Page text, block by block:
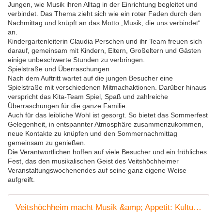
Jungen, wie Musik ihren Alltag in der Einrichtung begleitet und
verbindet. Das Thema zieht sich wie ein roter Faden durch den
Nachmittag und knüpft an das Motto „Musik, die uns verbindet“
an.
Kindergartenleiterin Claudia Perschen und ihr Team freuen sich
darauf, gemeinsam mit Kindern, Eltern, Großeltern und Gästen
einige unbeschwerte Stunden zu verbringen.
Spielstraße und Überraschungen
Nach dem Auftritt wartet auf die jungen Besucher eine
Spielstraße mit verschiedenen Mitmachaktionen. Darüber hinaus
verspricht das Kita-Team Spiel, Spaß und zahlreiche
Überraschungen für die ganze Familie.
Auch für das leibliche Wohl ist gesorgt. So bietet das Sommerfest
Gelegenheit, in entspannter Atmosphäre zusammenzukommen,
neue Kontakte zu knüpfen und den Sommernachmittag
gemeinsam zu genießen.
Die Verantwortlichen hoffen auf viele Besucher und ein fröhliches
Fest, das den musikalischen Geist des Veitshöchheimer
Veranstaltungswochenendes auf seine ganz eigene Weise
aufgreift.
Veitshöchheim macht Musik &amp; Appetit: Kultur und Kulinarik gehen am 2. Juli-Wochenende in die zweite Runde - Veitshöchheim News